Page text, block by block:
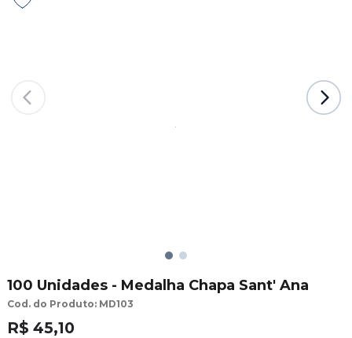
100 Unidades - Medalha Chapa Sant' Ana
Cod. do Produto: MD103
R$ 45,10